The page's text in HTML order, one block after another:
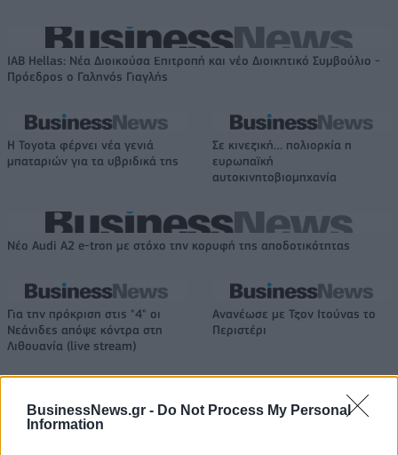
BusinessNews.gr - Do Not Process My Personal
Information
IAB Hellas: Νέα Διοικούσα Επιτροπή και νέο Διοικητικό Συμβούλιο -
Πρόεδρος ο Γαληνός Γιαγλής
Η Toyota φέρνει νέα γενιά
μπαταριών για τα υβριδικά της
Σε κινεζική… πολιορκία η
ευρωπαϊκή
αυτοκινητοβιομηχανία
Νέο Audi A2 e-tron με στόχο την κορυφή της αποδοτικότητας
Για την πρόκριση στις "4" οι
Νεάνιδες απόψε κόντρα στη
Λιθουανία (live stream)
Ανανέωσε με Τζον Ιτούνας το
Περιστέρι
Ειδικό Χωροταξικό Πλαίσιο για τον Τουρισμό: Στρατηγικό εργαλείο
για βιώσιμη τουριστική ανάπτυξη